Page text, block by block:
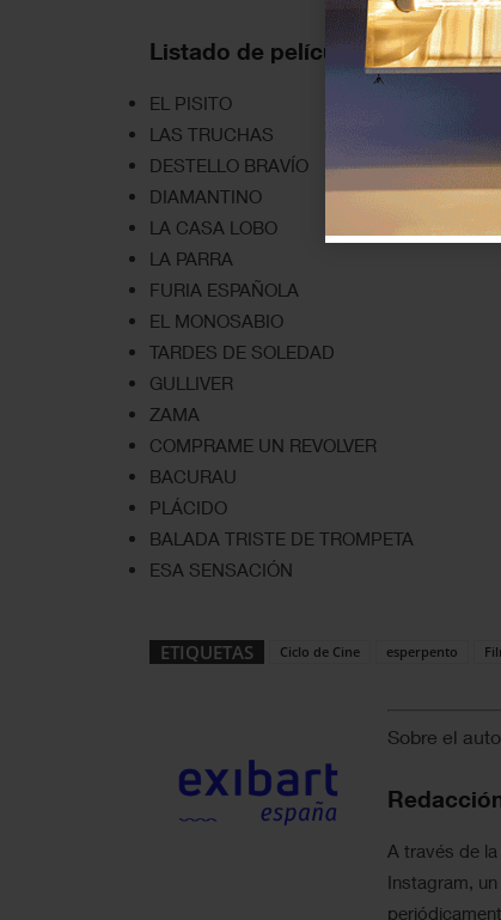
Listado de películas del ciclo
EL PISITO
LAS TRUCHAS
DESTELLO BRAVÍO
DIAMANTINO
LA CASA LOBO
LA PARRA
FURIA ESPAÑOLA
EL MONOSABIO
TARDES DE SOLEDAD
GULLIVER
ZAMA
COMPRAME UN REVOLVER
BACURAU
PLÁCIDO
BALADA TRISTE DE TROMPETA
ESA SENSACIÓN
ETIQUETAS Ciclo de Cine esperpento
Sobre el
A través de
Instagram,